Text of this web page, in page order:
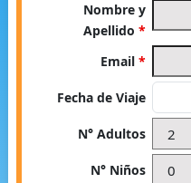
Nombre y
Apellido*
Email*
Fecha de Viaje
N° Adultos
N° Niños